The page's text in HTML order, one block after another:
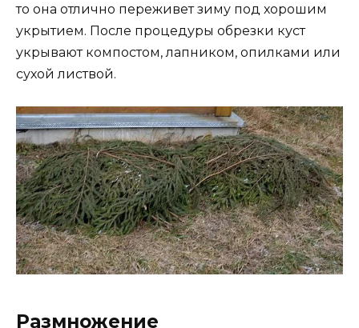
то она отлично переживет зиму под хорошим
укрытием. После процедуры обрезки куст
укрывают компостом, лапником, опилками или
сухой листвой.
Размножение